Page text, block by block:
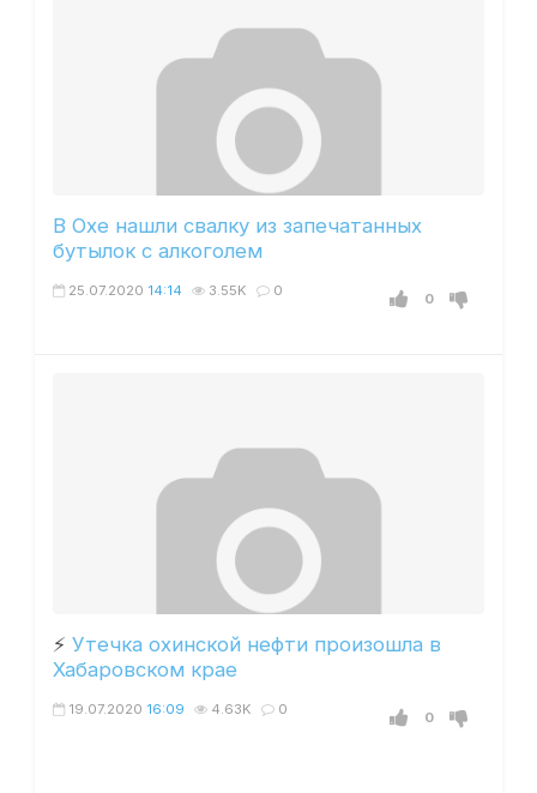
В Охе нашли свалку из запечатанных
бутылок с алкоголем
0
25.07.2020 14:14 3.55K 0
⚡️ Утечка охинской нефти произошла в
Хабаровском крае
0
19.07.2020 16:09 4.63K 0